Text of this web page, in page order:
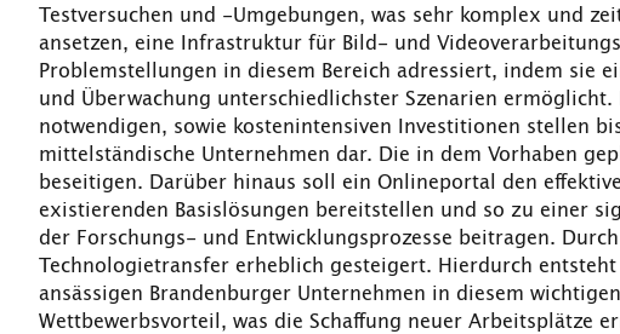
Testversuchen und -Umgebungen, was sehr komplex und
ansetzen, eine Infrastruktur für Bild- und
Problemstellungen in diesem Bereich adressiert, indem sie
und Überwachung unterschiedlichster Szenarien
notwendigen, sowie kostenintensiven Investitionen stellen
mittelständische Unternehmen dar. Die in dem Vorhaben
beseitigen. Darüber hinaus soll ein Onlineportal den
existierenden Basislösungen bereitstellen und so zu einer
der Forschungs- und Entwicklungsprozesse beitragen.
Technologietransfer erheblich gesteigert. Hierdurch
ansässigen Brandenburger Unternehmen in diesem
Wettbewerbsvorteil, was die Schaffung neuer Arbeitsplätze